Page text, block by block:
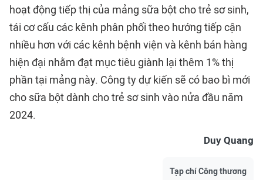
hoạt động tiếp thị của mảng sữa bột cho trẻ sơ sinh,
tái cơ cấu các kênh phân phối theo hướng tiếp cận
nhiều hơn với các kênh bệnh viện và kênh bán hàng
hiện đại nhằm đạt mục tiêu giành lại thêm 1% thị
phần tại mảng này. Công ty dự kiến sẽ có bao bì mới
cho sữa bột dành cho trẻ sơ sinh vào nửa đầu năm
2024.
Duy Quang
Tạp chí Công thương